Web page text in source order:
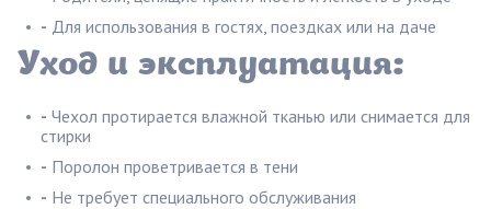
- Для использования в гостях, поездках или на даче
Уход и эксплуатация:
- Чехол протирается влажной тканью или снимается для
стирки
- Поролон проветривается в тени
- Не требует специального обслуживания